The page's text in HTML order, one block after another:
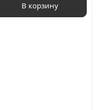
В корзину